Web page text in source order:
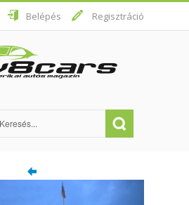
Belépés Regisztráció